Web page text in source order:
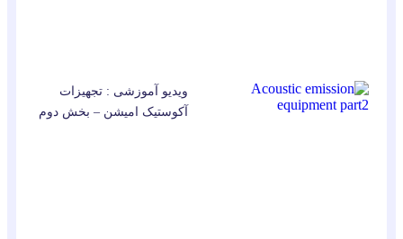
ویدیو آموزشی : تجهیزات
آکوستیک امیشن – بخش دوم